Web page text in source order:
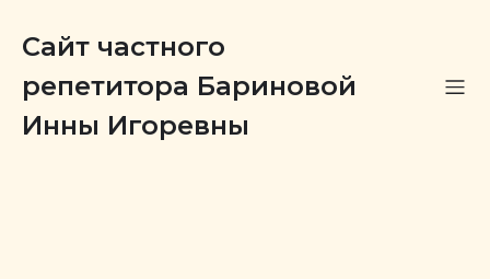
Сайт частного
репетитора Бариновой
Инны Игоревны